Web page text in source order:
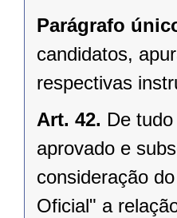
Parágrafo
candidatos,
respectivas
Art. 42. De
aprovado e
consideração
Oficial" a